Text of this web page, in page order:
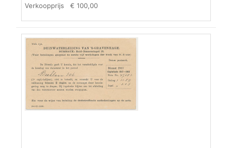
Verkoopprijs € 100,00